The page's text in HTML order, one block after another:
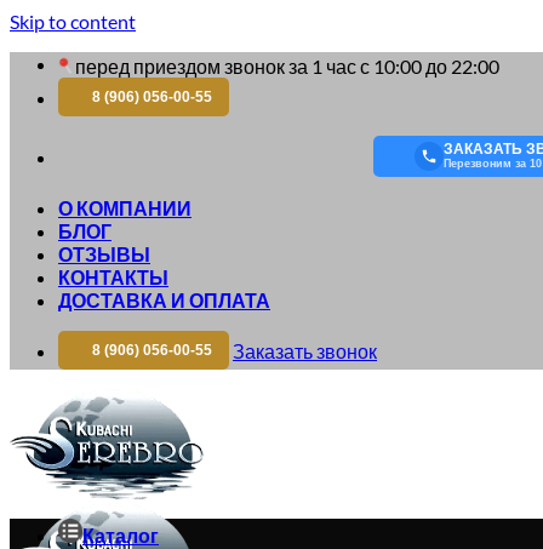
Skip to content
перед приездом звонок за 1 час с 10:00 до 22:00
8 (906) 056-00-55
ЗАКАЗАТЬ
Перезвоним за
О КОМПАНИИ
БЛОГ
ОТЗЫВЫ
КОНТАКТЫ
ДОСТАВКА И ОПЛАТА
8 (906) 056-00-55 Заказать звонок
Каталог